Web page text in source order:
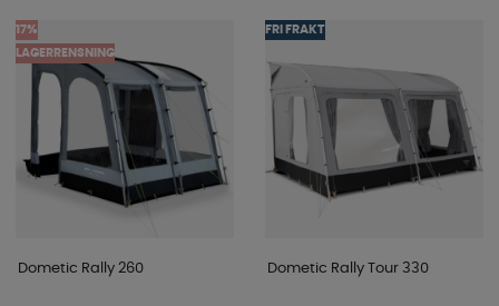
17%
LAGERRENSNING
Dometic Rally 260
FRI FRAKT
Dometic Rally Tour 330